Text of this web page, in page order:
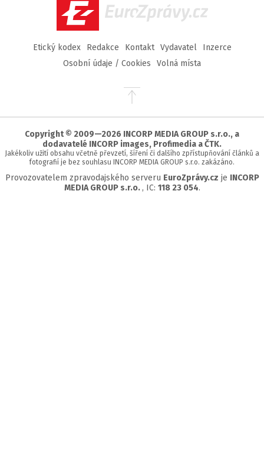
EuroZprávy.cz
Etický kodex Redakce Kontakt Vydavatel
Inzerce
Osobní údaje / Cookies
Volná místa
Přejít
stránky
Copyright © 2009—2026 INCORP MEDIA GROUP s.r.o., a
dodavatelé INCORP images, Profimedia a ČTK.
Jakékoliv užití obsahu včetně převzetí, šíření či dalšího zpřístupňování článků a
fotografií je bez souhlasu INCORP MEDIA GROUP s.r.o. zakázáno.
Provozovatelem zpravodajského serveru EuroZprávy.cz je INCORP
MEDIA GROUP s.r.o., IC: 118 23 054.